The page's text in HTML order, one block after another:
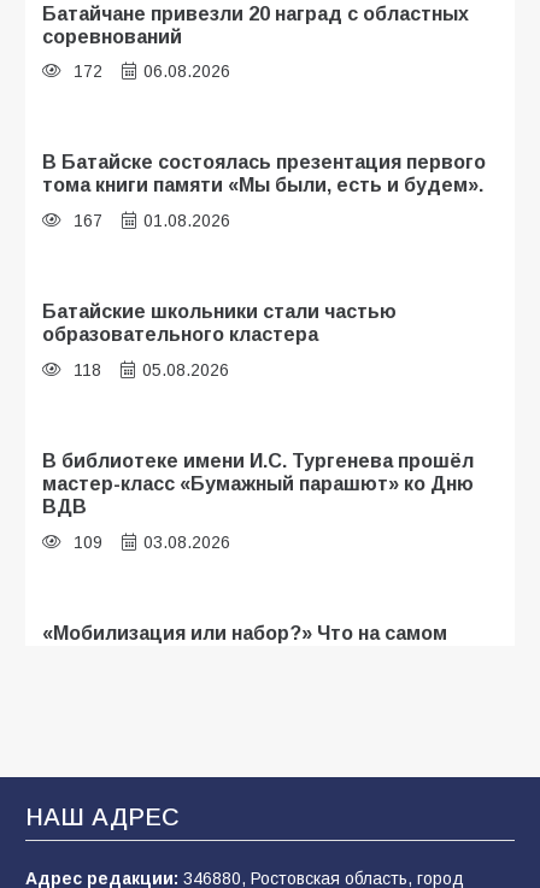
Батайчане привезли 20 наград с областных
соревнований
172 06.08.2026
В Батайске состоялась презентация первого
тома книги памяти «Мы были, есть и будем».
167 01.08.2026
Батайские школьники стали частью
образовательного кластера
118 05.08.2026
В библиотеке имени И.С. Тургенева прошёл
мастер-класс «Бумажный парашют» ко Дню
ВДВ
109 03.08.2026
«Мобилизация или набор?» Что на самом
В Батайске продолжаются дорожные работы
106 04.08.2026
НАШ АДРЕС
Адрес редакции: 346880, Ростовская область, город